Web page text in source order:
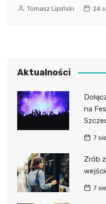
Tomasz Lipiński 24
Aktualności
na
7
Zrób
7